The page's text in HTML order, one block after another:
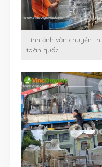
Hình ảnh vận chuyển
toàn quốc.